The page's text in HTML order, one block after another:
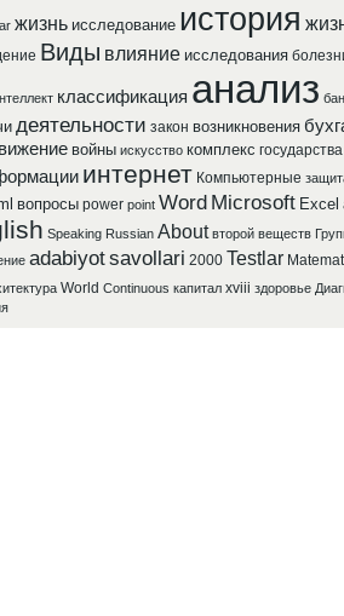
жизнь исследование история
Виды влияние исследования
классификация анализ
деятельности закон возникновения
войны искусство комплекс государства
интернет Компьютерные
вопросы power point Word Microsoft Excel
Speaking Russian About второй веществ
adabiyotsavollari 2000 Testlar
World Continuous капитал xviii здоровье